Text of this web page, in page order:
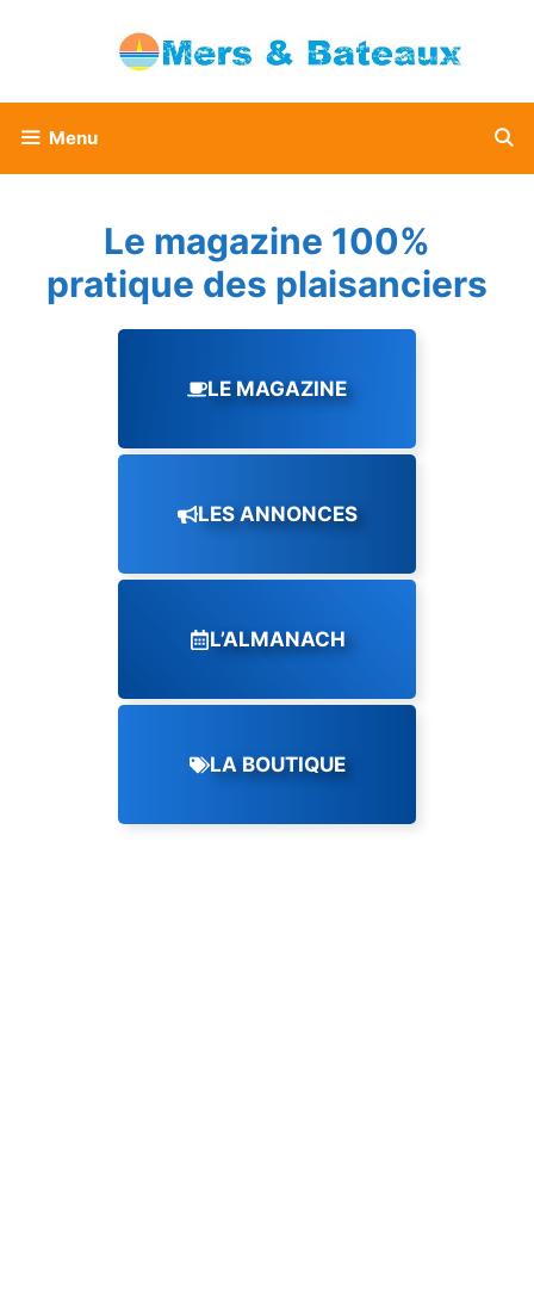
Menu
Le magazine 100%
pratique des plaisanciers
LE MAGAZINE
LES ANNONCES
L’ALMANACH
LA BOUTIQUE